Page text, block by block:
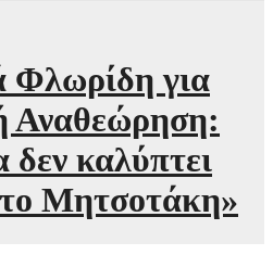
για
Αναθεώρηση:
καλύπτει
Μητσοτάκη»